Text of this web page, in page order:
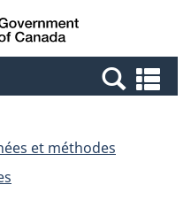
Canada
et
et méthodes